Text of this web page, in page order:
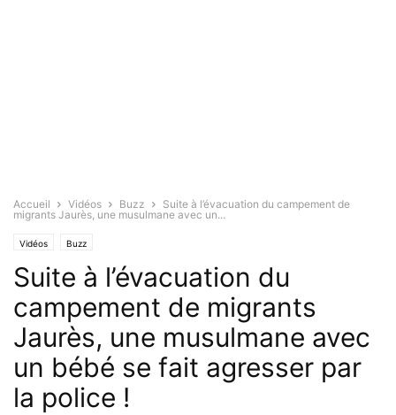
Accueil Vidéos Buzz
Suite à l’évacuation du campement de
migrants Jaurès, une musulmane avec un...
Vidéos Buzz
Suite à l’évacuation du
campement de migrants
Jaurès, une musulmane avec
un bébé se fait agresser par
la police !